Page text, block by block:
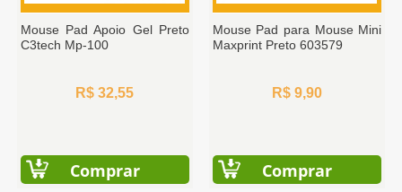
Mouse Pad Apoio Gel Preto
C3tech Mp-100
R$ 32,55
Comprar
Mouse Pad para Mouse Mini
Maxprint Preto 603579
R$ 9,90
Comprar